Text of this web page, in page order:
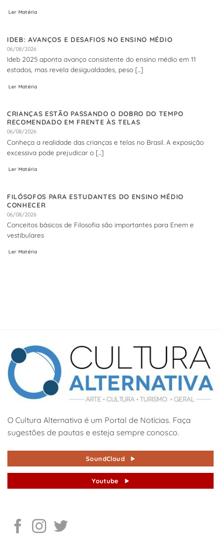
Ler Matéria
IDEB: AVANÇOS E DESAFIOS NO ENSINO MÉDIO
06/08/2026
Ideb 2025 aponta avanço consistente do ensino médio em 11
estados, mas revela desigualdades, peso [...]
Ler Matéria
CRIANÇAS ESTÃO PASSANDO O DOBRO DO TEMPO
RECOMENDADO EM FRENTE ÀS TELAS
06/08/2026
Conheça a realidade das crianças e telas no Brasil. A exposição
excessiva pode prejudicar o [...]
Ler Matéria
FILÓSOFOS PARA ESTUDANTES DO ENSINO MÉDIO
CONHECER
06/08/2026
Conceitos básicos de Filosofia são importantes para Enem e
vestibulares
Ler Matéria
O Cultura Alternativa é um Portal de Notícias. Faça
sugestões de pautas e esteja sempre conosco.
SoundCloud
Youtube